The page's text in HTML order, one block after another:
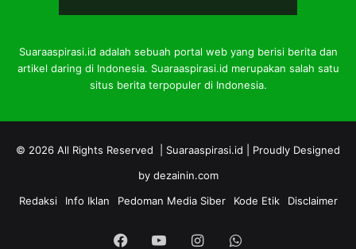
Suaraaspirasi.id adalah sebuah portal web yang berisi berita dan
artikel daring di Indonesia. Suaraaspirasi.id merupakan salah satu
situs berita terpopuler di Indonesia.
© 2026 All Rights Reserved | Suaraaspirasi.id | Proudly Designed
by dezainin.com
Redaksi
Info Iklan Pedoman Media Siber Kode Etik Disclaimer
FacebookYouTubeInstagramWhatsApp